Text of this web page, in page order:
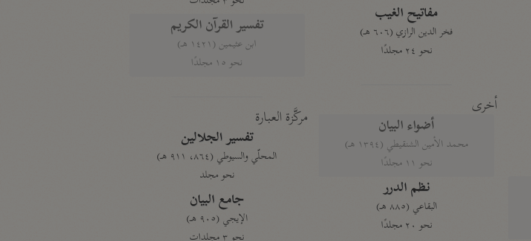
مفاتيح الغيب
فخر الدين الرازي (٦٠٦ هـ)
نحو ٢٤ مجلدًا
أخرى
أضواء البيان
محمد الأمين الشنقيطي (١٣٩٤ هـ)
نحو ١١ مجلدًا
نظم الدرر
البقاعي (٨٨٥ هـ)
نحو ٢٠ مجلدًا
تفسير القرآن الكريم
ابن عثيمين (١٤٢١ هـ)
نحو ١٥ مجلدًا
مركَّزة العبارة
تفسير الجلالين
المحلّي والسيوطي (٨٦٤، ٩١١ هـ)
نحو مجلد
جامع البيان
الإيجي (٩٠٥ هـ)